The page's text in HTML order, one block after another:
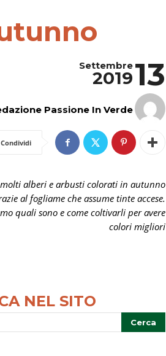
13
Settembre
2019
Passione In Verde
Condividi
molti alberi e arbusti colorati in autunno
al fogliame che assume tinte accese.
quali sono e come coltivarli per avere
colori migliori
NEL SITO